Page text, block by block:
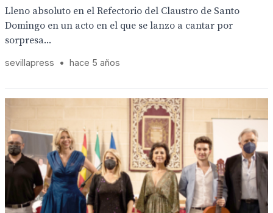
Lleno absoluto en el Refectorio del Claustro de Santo
Domingo en un acto en el que se lanzo a cantar por
sorpresa...
sevillapress • hace 5 años